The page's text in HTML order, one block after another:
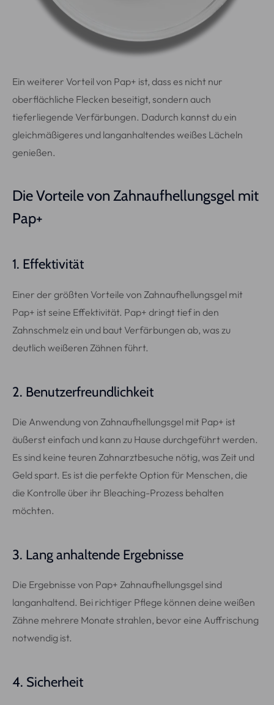
Ein weiterer Vorteil von Pap+ ist, dass es nicht nur
oberflächliche Flecken beseitigt, sondern auch
tieferliegende Verfärbungen. Dadurch kannst du ein
gleichmäßigeres und langanhaltendes weißes Lächeln
genießen.
Die Vorteile von Zahnaufhellungsgel mit
Pap+
1. Effektivität
Einer der größten Vorteile von Zahnaufhellungsgel mit
Pap+ ist seine Effektivität. Pap+ dringt tief in den
Zahnschmelz ein und baut Verfärbungen ab, was zu
deutlich weißeren Zähnen führt.
2. Benutzerfreundlichkeit
Die Anwendung von Zahnaufhellungsgel mit Pap+ ist
äußerst einfach und kann zu Hause durchgeführt werden.
Es sind keine teuren Zahnarztbesuche nötig, was Zeit und
Geld spart. Es ist die perfekte Option für Menschen, die
die Kontrolle über ihr Bleaching-Prozess behalten
möchten.
3. Lang anhaltende Ergebnisse
Die Ergebnisse von Pap+ Zahnaufhellungsgel sind
langanhaltend. Bei richtiger Pflege können deine weißen
Zähne mehrere Monate strahlen, bevor eine Auffrischung
notwendig ist.
4. Sicherheit